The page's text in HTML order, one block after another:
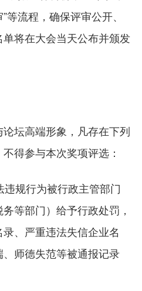
流程，确保评审公开、
将在大会当天公布并颁发
坛高端形象，凡存在下列
得参与本次奖项评选：
规行为被行政主管部门
等部门）给予行政处罚，
、严重违法失信企业名
师德失范等被通报记录